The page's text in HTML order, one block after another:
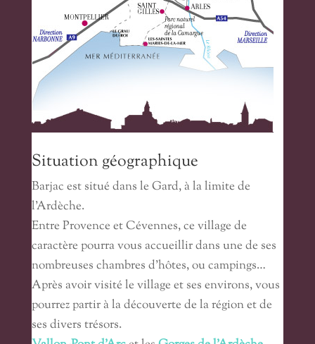
Situation géographique
Barjac est situé dans le Gard, à la limite de
l’Ardèche.
Entre Provence et Cévennes, ce village de
caractère pourra vous accueillir dans une de ses
nombreuses chambres d’hôtes, ou campings…
Après avoir visité le village et ses environs, vous
pourrez partir à la découverte de la région et de
ses divers trésors.